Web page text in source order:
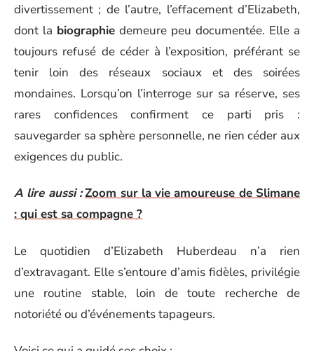
divertissement ; de l’autre, l’effacement d’Elizabeth,
dont la biographie demeure peu documentée. Elle a
toujours refusé de céder à l’exposition, préférant se
tenir loin des réseaux sociaux et des soirées
mondaines. Lorsqu’on l’interroge sur sa réserve, ses
rares confidences confirment ce parti pris :
sauvegarder sa sphère personnelle, ne rien céder aux
exigences du public.
A lire aussi :Zoom sur la vie amoureuse de Slimane
: qui est sa compagne ?
Le quotidien d’Elizabeth Huberdeau n’a rien
d’extravagant. Elle s’entoure d’amis fidèles, privilégie
une routine stable, loin de toute recherche de
notoriété ou d’événements tapageurs.